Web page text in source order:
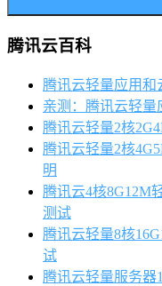
腾讯云百科
腾讯云轻量应用
亲测：腾讯云轻量
腾讯云轻量2核
腾讯云轻量2核
明
腾讯云4核8G12M
测试
腾讯云轻量8核
试
腾讯云轻量服务器